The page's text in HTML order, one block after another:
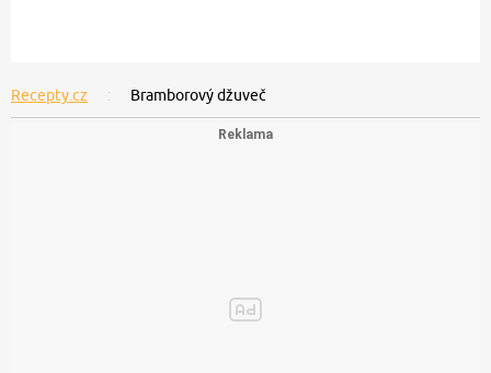
Recepty.cz Bramborový džuveč